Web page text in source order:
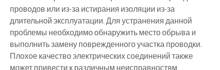
проводов или из-за истирания изоляции из-за
длительной эксплуатации. Для устранения данной
проблемы необходимо обнаружить место обрыва и
выполнить замену поврежденного участка проводки.
Плохое качество электрических соединений также
может привести к различным неисправностям.